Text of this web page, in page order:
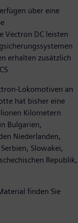
über eine
Vectron DC leisten
erhalten zusätzlich
Lokomotiven an
hat bisher eine
Kilometern
Bulgarien,
Niederlanden,
Slowakei,
Republik,
finden Sie